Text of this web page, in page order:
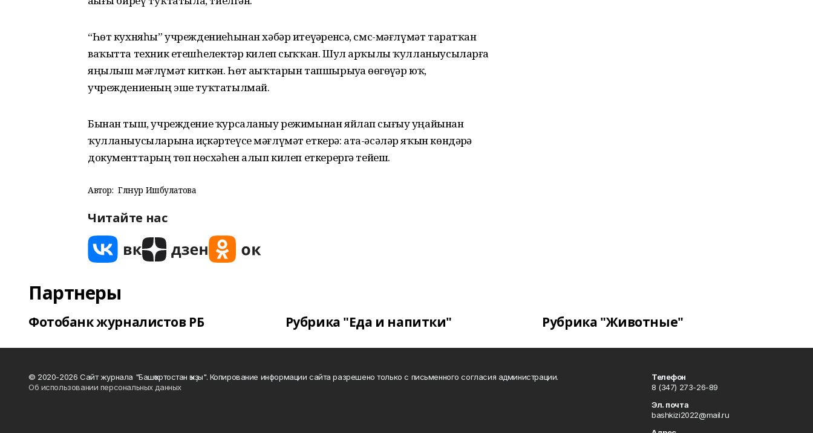
“Һөт кухняһы” учреждениеһынан хәбәр итеүҙәренсә, смс-мәғлүмәт таратҡан
ваҡытта техник етешһеҙлектәр килеп сыҡҡан. Шул арҡылы ҡулланыусыларға
яңылыш мәғлүмәт киткән. Һөт аҙыҡтарын тапшырыуҙа өҙөгөүҙәр юҡ,
учреждениеның эше туҡтатылмай.
Бынан тыш, учреждение ҡурсаланыу режимынан яйлап сығыу уңайынан
ҡулланыусыларына иҫкәртеүсе мәғлүмәт еткерә: ата-әсәләр яҡын көндәрҙә
документтарҙың төп нөсхәһен алып килеп еткерергә тейеш.
Автор: Гөлнур Ишбулатова
Читайте нас
Партнеры
Фотобанк журналистов РБ Рубрика "Еда и напитки" Рубрика "Животные"
© 2020-2026 Сайт журнала "Башҡортостан ҡыҙы". Копирование информации сайта разрешено только с письменного согласия администрации.
Об использовании персональных данных
Телефон
8 (347) 273-26-89
Эл. почта
bashkizi2022@mail.ru